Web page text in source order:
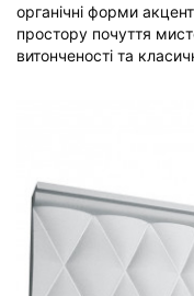
органічні форми
простору почуття
витонченості та